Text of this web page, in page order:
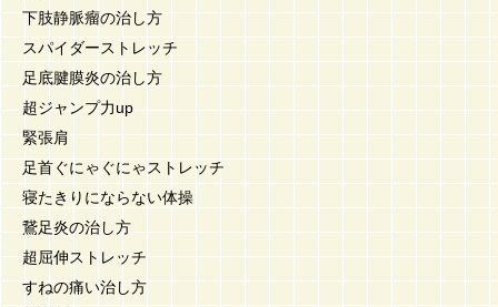
下肢静脈瘤の治し方
スパイダーストレッチ
足底腱膜炎の治し方
超ジャンプ力up
緊張肩
足首ぐにゃぐにゃストレッチ
寝たきりにならない体操
鵞足炎の治し方
超屈伸ストレッチ
すねの痛い治し方